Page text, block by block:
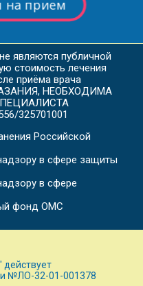
на прием
являются публичной
стоимость лечения
приёма врача
НЕОБХОДИМА
325701001
Российской
в сфере защиты
в сфере
фонд ОМС
№ЛО-32-01-001378